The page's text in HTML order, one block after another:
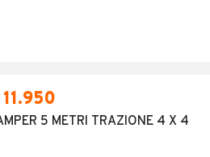
5 METRI TRAZIONE 4 X 4